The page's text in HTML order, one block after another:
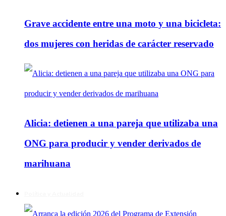
Grave accidente entre una moto y una bicicleta:
dos mujeres con heridas de carácter reservado
Alicia: detienen a una pareja que utilizaba una
ONG para producir y vender derivados de
marihuana